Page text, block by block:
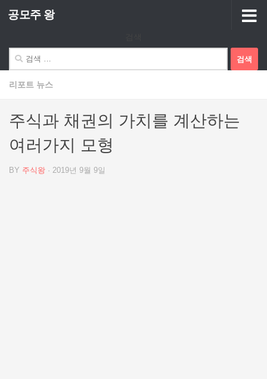
Skip to content
공모주 왕
색:
리포트 뉴스
주식과 채권의 가치를 계산하는
여러가지 모형
BY 주식왕 · 2019년 9월 9일